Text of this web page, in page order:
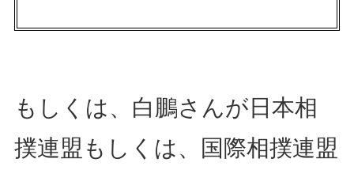
もしくは、白鵬さんが日本相
撲連盟もしくは、国際相撲連盟